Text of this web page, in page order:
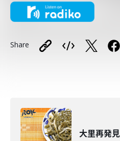
Share
大里再発